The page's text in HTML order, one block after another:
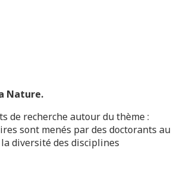
Nature.
de recherche autour du thème :
sont menés par des doctorants au
diversité des disciplines